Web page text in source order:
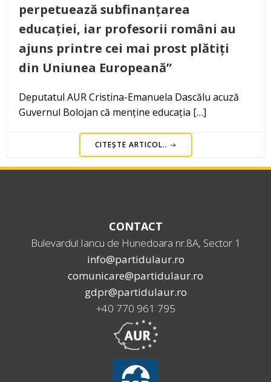
perpetuează subfinanțarea
educației, iar profesorii români au
ajuns printre cei mai prost plătiți
din Uniunea Europeană”
Deputatul AUR Cristina-Emanuela Dascălu acuză
Guvernul Bolojan că menține educația […]
CITEȘTE ARTICOL..
CONTACT
Bulevardul Iancu de Hunedoara nr.8A, Sector 1
info@partidulaur.ro
comunicare@partidulaur.ro
gdpr@partidulaur.ro
+40 770 961 795